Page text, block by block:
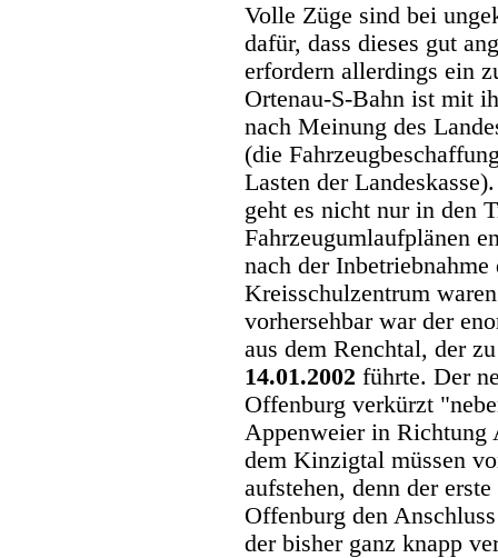
Volle Züge sind bei
dafür, dass dieses gut
erfordern allerdings ein
Ortenau-S-Bahn ist mit
nach Meinung des
(die
Lasten der
geht es nicht nur in den
Fahrzeugumlaufplänen
nach der
Kreisschulzentrum
vorhersehbar war der
aus dem Renchtal, der
14.01.2002 führte. Der
Offenburg verkürzt
Appenweier in Richtung
dem Kinzigtal müssen
aufstehen, denn der
Offenburg den
der bisher ganz knapp